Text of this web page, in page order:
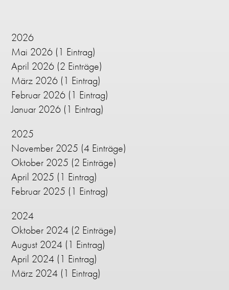
2026
Mai 2026 (1 Eintrag)
April 2026 (2 Einträge)
März 2026 (1 Eintrag)
Februar 2026 (1 Eintrag)
Januar 2026 (1 Eintrag)
2025
November 2025 (4 Einträge)
Oktober 2025 (2 Einträge)
April 2025 (1 Eintrag)
Februar 2025 (1 Eintrag)
2024
Oktober 2024 (2 Einträge)
August 2024 (1 Eintrag)
April 2024 (1 Eintrag)
März 2024 (1 Eintrag)